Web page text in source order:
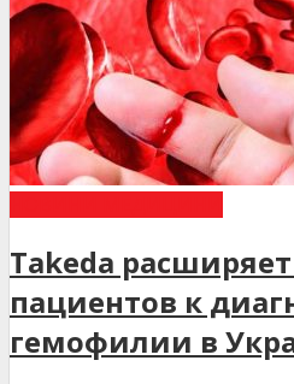
Takeda
пациентов к
гемофилии в